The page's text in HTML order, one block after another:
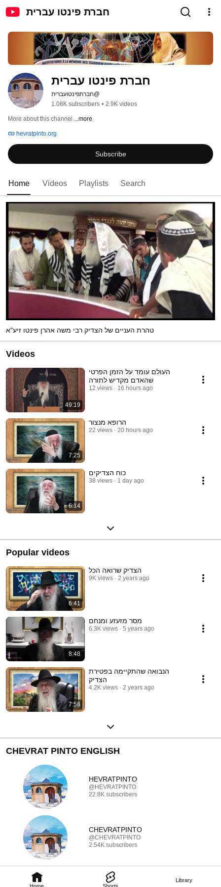
חברת פינטו עברית
Library
חברת פינטו עברית
@חברתפינטועברית
1.08K subscribers • 2.9K videos
More about this channel ...more
hevratpinto.org
Subscribe
Home Videos Playlists Search
טהרת העניים של הצדיק רבי משה אהרן פינטו זיע"א
Videos
49:19
העולם עומד על הזמן הפרטי
שהאדם מקדיש לתורה
12 views 16 hours ago
7:25
הרופא מנצור
22 views 20 hours ago
6:14
כוח הצדיקים
38 views 1 day ago
Popular videos
6:41
הצדיק שרואה הכל
9K views 2 years ago
8:48
מסר מזעזע ומנחם
6.3K views 5 years ago
7:58
הנבואה שהתקיימה בפטירת
הצדיק
4.2K views 2 years ago
CHEVRAT PINTO ENGLISH
HEVRATPINTO
@HEVRATPINTO
22.8K subscribers
CHEVRATPINTO
@CHEVRATPINTO
2.54K subscribers